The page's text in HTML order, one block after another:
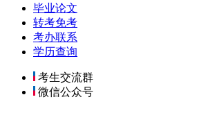
毕业论文
转考免考
考办联系
学历查询
考生交流群
微信公众号